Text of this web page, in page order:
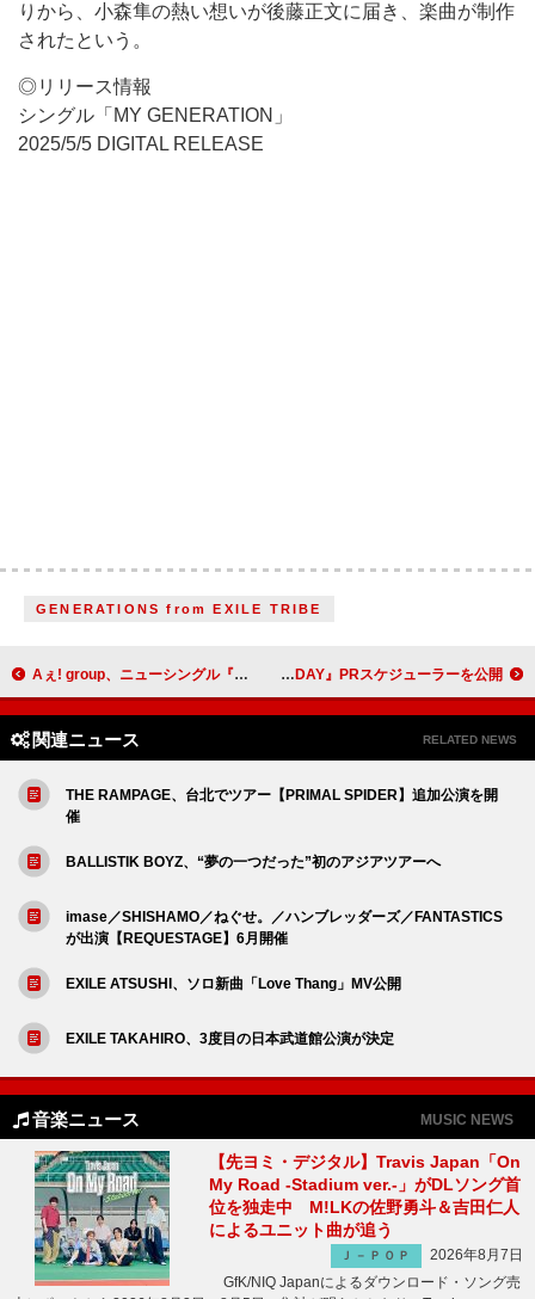
りから、小森隼の熱い想いが後藤正文に届き、楽曲が制作
されたという。
◎リリース情報
シングル「MY GENERATION」
2025/5/5 DIGITAL RELEASE
GENERATIONS from EXILE TRIBE
Aぇ! group、ニューシングル『Chameleon』先着外付け特典の絵柄解禁 SEVENTEEN、ニューアルバム『HAPPY BURSTDAY』PRスケジューラーを公開
関連ニュース RELATED NEWS
THE RAMPAGE、台北でツアー【PRIMAL SPIDER】追加公演を開
催
BALLISTIK BOYZ、“夢の一つだった”初のアジアツアーへ
imase／SHISHAMO／ねぐせ。／ハンブレッダーズ／FANTASTICS
が出演【REQUESTAGE】6月開催
EXILE ATSUSHI、ソロ新曲「Love Thang」MV公開
EXILE TAKAHIRO、3度目の日本武道館公演が決定
音楽ニュース MUSIC NEWS
【先ヨミ・デジタル】Travis Japan「On
My Road -Stadium ver.-」がDLソング首
位を独走中 M!LKの佐野勇斗＆吉田仁人
によるユニット曲が追う
Ｊ－ＰＯＰ
2026年8月7日
GfK/NIQ Japanによるダウンロード・ソング売